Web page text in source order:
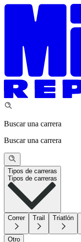
Buscar una carrera
Buscar una carrera
Tipos de carreras
Tipos de carreras
Correr Trail Triatlón
Otro